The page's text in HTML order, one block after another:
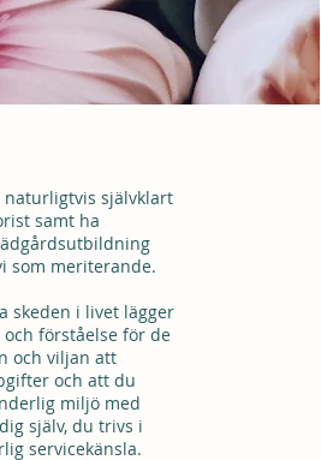
självklart
samt ha
som meriterande.
skeden i livet lägger
förståelse för de
och viljan att
och att du
miljö med
själv, du trivs i
servicekänsla.